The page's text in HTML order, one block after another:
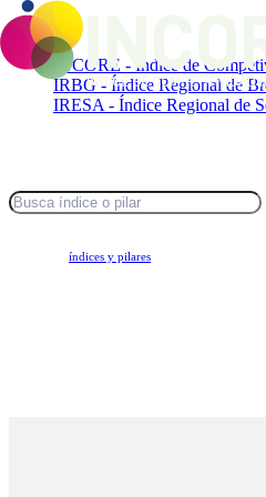
índices populares:
INCORE - Índice de
IRBG - Índice Regional de
IRESA - Índice Regional de
índices y pilares